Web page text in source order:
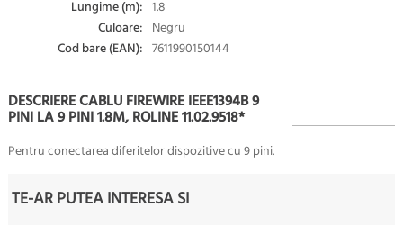
Lungime (m): 1.8
Culoare: Negru
Cod bare (EAN): 7611990150144
DESCRIERE CABLU FIREWIRE IEEE1394B 9
PINI LA 9 PINI 1.8M, ROLINE 11.02.9518*
Pentru conectarea diferitelor dispozitive cu 9 pini.
TE-AR PUTEA INTERESA SI